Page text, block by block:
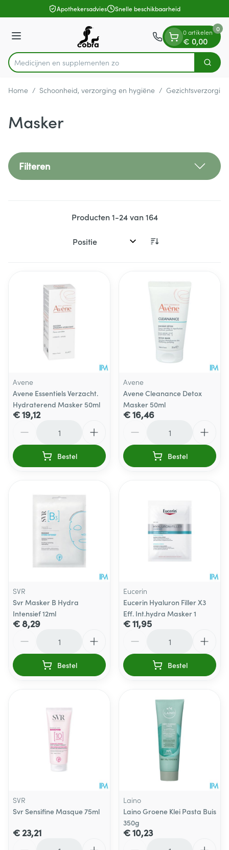
Ga naar de inhoudApothekersadvies Snelle beschikbaarheid
Menu
Product, merk, categorie...
Medicijnen Zoek
0 artikelen
€ 0,00
0
Home / Schoonheid, verzorging en hygiëne / Gezichtsverzorging
Masker
Filteren
Producten1-24van164
Sorteer op:
Avene
Avene Essentiels Verzacht.
Hydraterend Masker 50ml
€ 19,12
Bestel
Avene
Avene Cleanance Detox
Masker 50ml
€ 16,46
Bestel
SVR
Svr Masker B Hydra
Intensief 12ml
€ 8,29
Bestel
Eucerin
Eucerin Hyaluron Filler X3
Eff. Int.hydra Masker 1
€ 11,95
Bestel
SVR
Svr Sensifine Masque 75ml
€ 23,21
Laino
Laino Groene Klei Pasta Buis
350g
€ 10,23